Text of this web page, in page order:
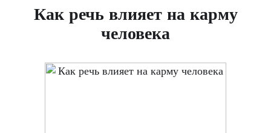
Как речь влияет на карму
человека